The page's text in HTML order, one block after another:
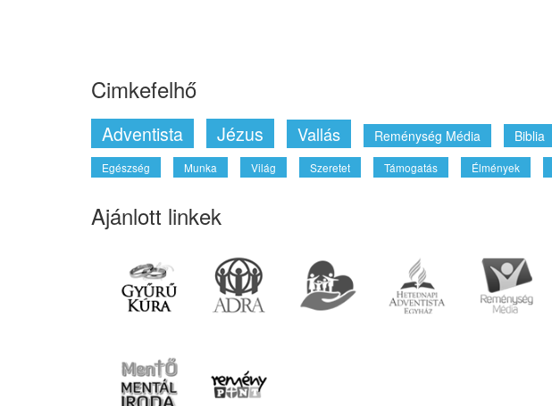
Cimkefelhő
Adventista Jézus Vallás Reménység Média Biblia
Egészség Munka Világ Szeretet Támogatás Élmények
Ajánlott linkek